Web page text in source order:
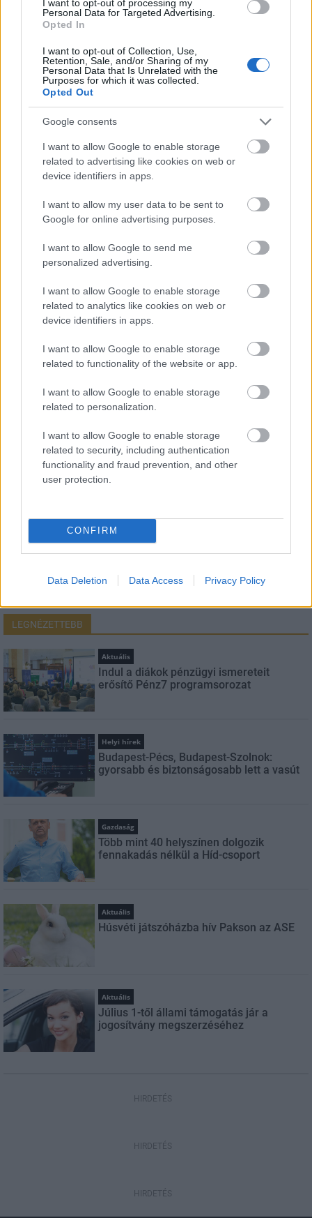
I want to opt-out of processing my
Personal Data for Targeted Advertising.
Opted In
I want to opt-out of Collection, Use,
Retention, Sale, and/or Sharing of my
Personal Data that Is Unrelated with the
Purposes for which it was collected.
Opted Out
Google consents
I want to allow Google to enable storage
related to advertising like cookies on web or
device identifiers in apps.
I want to allow my user data to be sent to
Google for online advertising purposes.
I want to allow Google to send me
personalized advertising.
I want to allow Google to enable storage
related to analytics like cookies on web or
device identifiers in apps.
I want to allow Google to enable storage
related to functionality of the website or app.
I want to allow Google to enable storage
related to personalization.
I want to allow Google to enable storage
related to security, including authentication
functionality and fraud prevention, and other
user protection.
CONFIRM
Data Deletion Data Access Privacy Policy
Várkanyarban álló Nepomuki Szent János híd és szobor is.
M1 bővítés: már zajlik a teljesen új
Bicske Kelet csomópont építése
Új gyalogosátkelők és jelzőlámpás
csomópont épül Angyalföldön
Másfélszeresére bővítik
Hódmezővásárhely jó hírű református
Flórián téri felüljárón
HÍRLEVÉL
E-mail cím
Feliratkozom a hírlevélre és elfogadom azadatvédelmi
szabályzatot!
LEGNÉZETTEBB
Aktuális
Indul a diákok pénzügyi ismereteit
erősítő Pénz7 programsorozat
Helyi hírek
Budapest-Pécs, Budapest-Szolnok:
gyorsabb és biztonságosabb lett a vasút
Gazdaság
Több mint 40 helyszínen dolgozik
fennakadás nélkül a Híd-csoport
Aktuális
Húsvéti játszóházba hív Pakson az ASE
Aktuális
Július 1-től állami támogatás jár a
jogosítvány megszerzéséhez
HIRDETÉS
HIRDETÉS
HIRDETÉS